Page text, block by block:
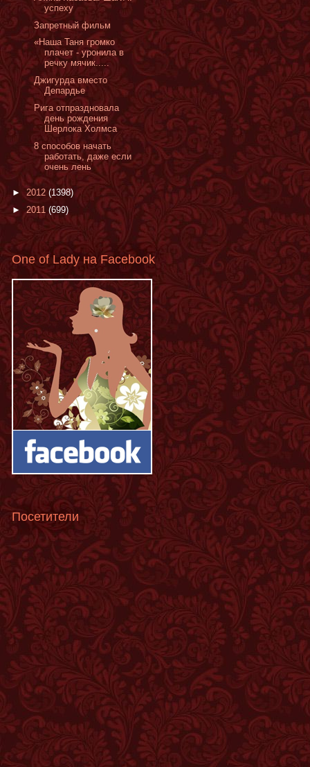
успеху
Запретный фильм
«Наша Таня громко
плачет - уронила в
речку мячик.....
Джигурда вместо
Депардье
Рига отпраздновала
день рождения
Шерлока Холмса
8 способов начать
работать, даже если
очень лень
► 2012 (1398)
►2011 (699)
One of Lady на Facebook
Посетители